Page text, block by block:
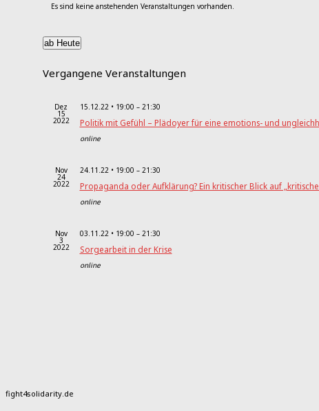
Es sind keine anstehenden Veranstaltungen vorhanden.
ab Heute
Vergangene Veranstaltungen
Dez
15
2022
15.12.22 • 19:00 – 21:30
Politik mit Gefühl – Plädoyer für eine emotions- und
online
Nov
24
2022
24.11.22 • 19:00 – 21:30
Propaganda oder Aufklärung? Ein kritischer Blick auf
online
Nov
3
2022
03.11.22 • 19:00 – 21:30
Sorgearbeit in der Krise
online
fight4solidarity.de